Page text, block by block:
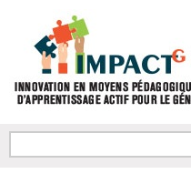
FORMULAIRE DE